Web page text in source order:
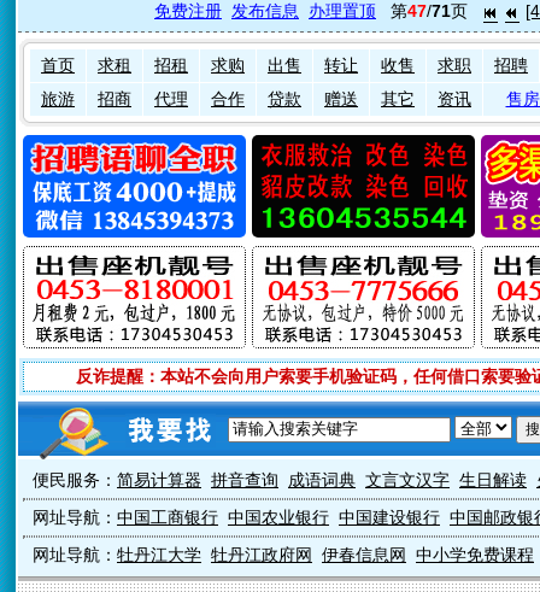
免费注册 发布信息 办理置顶 第47/71页
首页 求租 招租 求购 出售 转让 收售 求职
招聘
旅游
招商 代理 合作 贷款 赠送 其它 资讯 售
反诈提醒：本站不会向用户索要手机验证码，任何借口索要
便民服务： 简易计算器 拼音查询 成语词典 文言文汉字 生日解读
网址导航： 中国工商银行 中国农业银行 中国建设银行 中国邮政银
网址导航： 牡丹江大学 牡丹江政府网 伊春信息网 中小学免费课程